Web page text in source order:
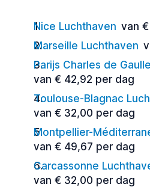
Nice Luchthaven van
Marseille Luchthaven
Parijs Charles de
van € 42,92 per dag
Toulouse-Blagnac
van € 32,00 per dag
Montpellier-
van € 49,67 per dag
Carcassonne
van € 32,00 per dag